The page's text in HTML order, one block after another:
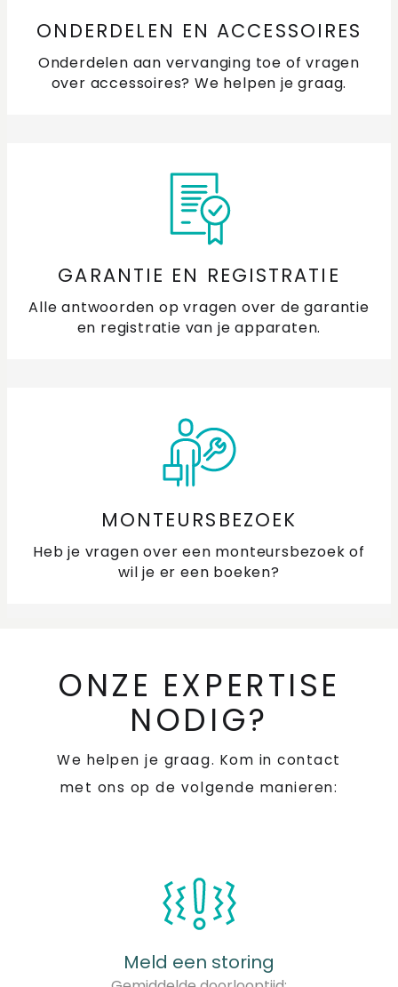
ONDERDELEN EN ACCESSOIRES
Onderdelen aan vervanging toe of vragen
over accessoires? We helpen je graag.
GARANTIE EN REGISTRATIE
Alle antwoorden op vragen over de garantie
en registratie van je apparaten.
MONTEURSBEZOEK
Heb je vragen over een monteursbezoek of
wil je er een boeken?
ONZE EXPERTISE
NODIG?
We helpen je graag. Kom in contact
met ons op de volgende manieren:
Meld een storing